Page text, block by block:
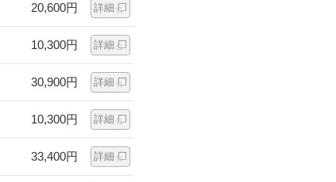
20,600円 詳細
10,300円 詳細
30,900円 詳細
10,300円 詳細
33,400円 詳細